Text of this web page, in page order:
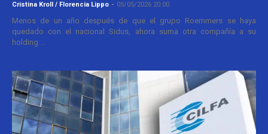
Cristina Kroll / Florencia Lippo - 05/05/2026 20:00
Menos de un año después de que el grupo Roemmers se haya
quedado con el nacional Sidus, ahora suma otra compañía a su
holding....